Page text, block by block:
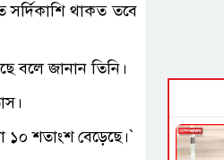
থাকত তবে
বলে জানান তিনি।
১০ শতাংশ বেড়েছে।‍‍`